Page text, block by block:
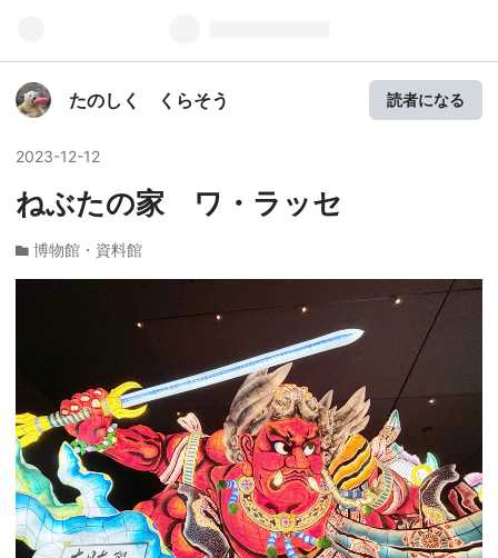
たのしく くらそう 読者になる
2023-12-12
ねぶたの家 ワ・ラッセ
博物館・資料館